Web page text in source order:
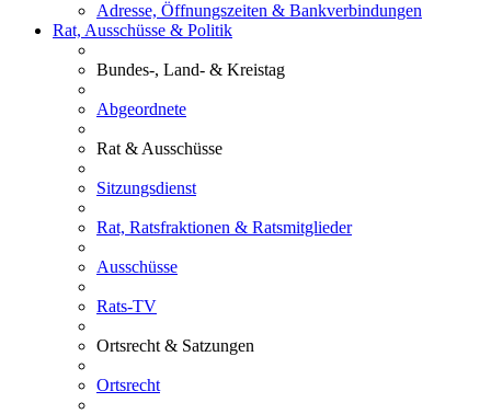
Adresse, Öffnungszeiten & Bankverbindungen
Rat, Ausschüsse & Politik
Bundes-, Land- & Kreistag
Abgeordnete
Rat & Ausschüsse
Sitzungsdienst
Rat, Ratsfraktionen & Ratsmitglieder
Ausschüsse
Rats-TV
Ortsrecht & Satzungen
Ortsrecht